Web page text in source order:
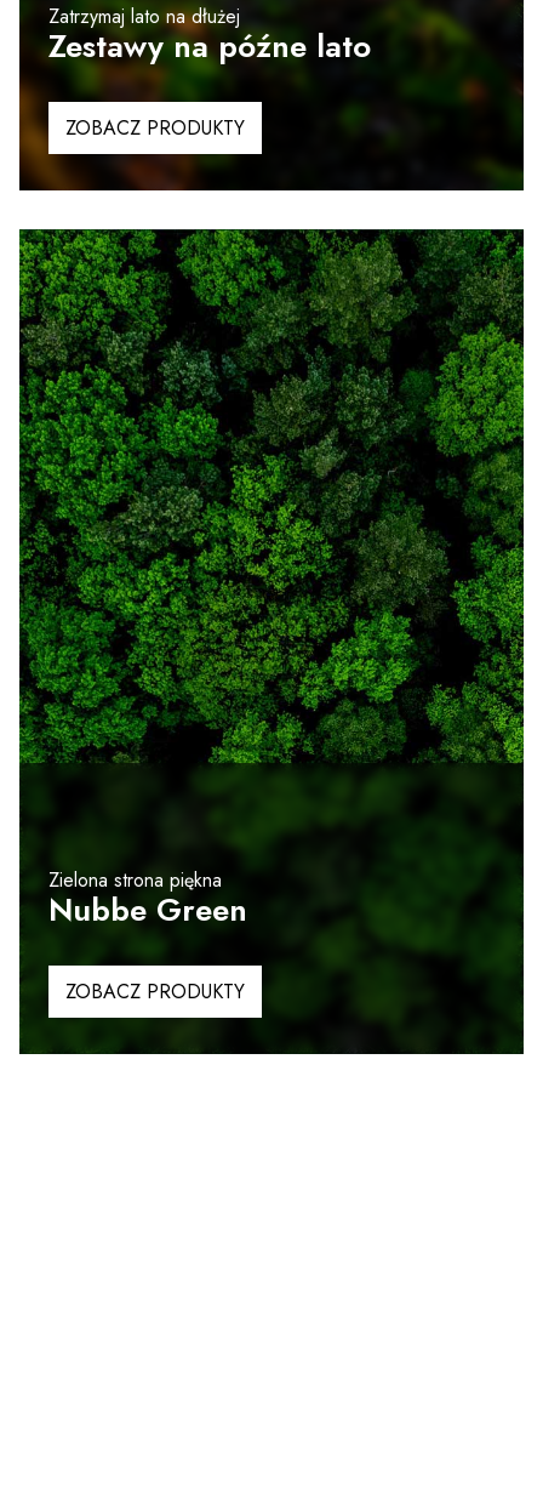
Zatrzymaj lato na dłużej
Zestawy na późne lato
ZOBACZ PRODUKTY
Zielona strona piękna
Nubbe Green
ZOBACZ PRODUKTY